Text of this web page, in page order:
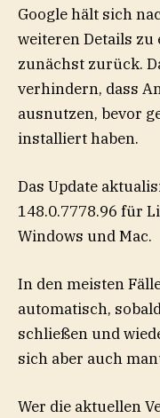
Google hält sich
weiteren Details
zunächst zurück.
verhindern, dass
ausnutzen, bevor
installiert haben.
Das Update
148.0.7778.96 für
Windows und Mac.
In den meisten
automatisch,
schließen und
sich aber auch
Wer die aktuellen